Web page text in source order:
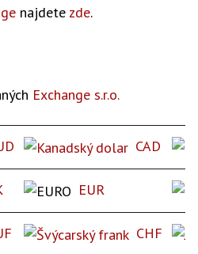
najdete zde.
Exchange s.r.o.
CAD
EUR
CHF